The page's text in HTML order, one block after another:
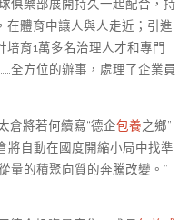
俱樂部展開持久一起配合，持
在體育中讓人與人走近；引進
培育1萬多名治理人才和專門
全方位的辦事，處理了企業員
倉將若何續寫“德企包養之鄉”
將自動在國度開縮小局中找準
量的積聚向質的奔騰改變。”